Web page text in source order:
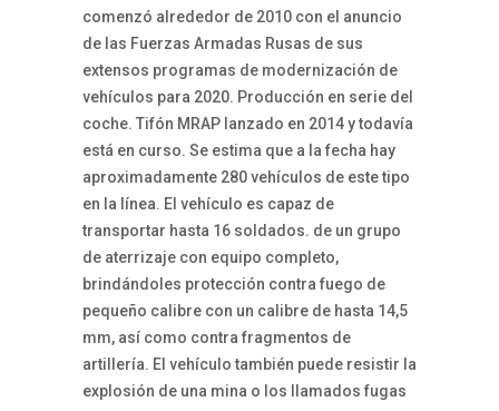
comenzó alrededor de 2010 con el anuncio
de las Fuerzas Armadas Rusas de sus
extensos programas de modernización de
vehículos para 2020. Producción en serie del
coche. Tifón MRAP lanzado en 2014 y todavía
está en curso. Se estima que a la fecha hay
aproximadamente 280 vehículos de este tipo
en la línea. El vehículo es capaz de
transportar hasta 16 soldados. de un grupo
de aterrizaje con equipo completo,
brindándoles protección contra fuego de
pequeño calibre con un calibre de hasta 14,5
mm, así como contra fragmentos de
artillería. El vehículo también puede resistir la
explosión de una mina o los llamados fugas